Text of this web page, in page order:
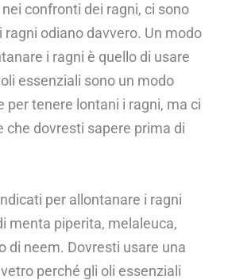
confronti dei ragni, ci sono
ragni odiano davvero. Un modo
i ragni è quello di usare
essenziali sono un modo
per tenere lontani i ragni, ma ci
che dovresti sapere prima di
per allontanare i ragni
menta piperita, melaleuca,
di neem. Dovresti usare una
perché gli oli essenziali